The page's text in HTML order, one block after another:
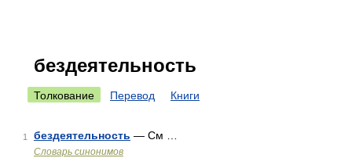
бездеятельность
Толкование Перевод Книги
1 бездеятельность — См …
Словарь синонимов